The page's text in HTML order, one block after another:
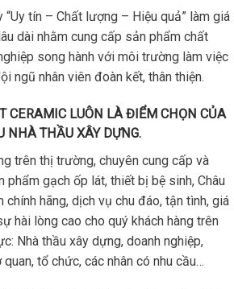
tín – Chất lượng – Hiệu quả” làm giá
dài nhằm cung cấp sản phẩm chất
song hành với môi trường làm việc
ngũ nhân viên đoàn kết, thân thiện.
CERAMIC LUÔN LÀ ĐIỂM CHỌN CỦA
NHÀ THẦU XÂY DỰNG.
trên thị trường, chuyên cung cấp và
phẩm gạch ốp lát, thiết bị bệ sinh, Châu
chính hãng, dịch vụ chu đáo, tận tình, giá
hài lòng cao cho quý khách hàng trên
Nhà thầu xây dựng, doanh nghiệp,
tổ chức, các nhân có nhu cầu…